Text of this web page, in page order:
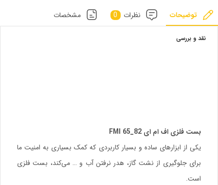
توضیحات نظرات 0 مشخصات
نقد و بررسی
بست فلزی اف ام ای 82_65 FMI
یکی از ابزارهای ساده و بسیار کاربردی که کمک بسیاری به امنیت ما
برای جلوگیری از نشت گاز، هدر نرفتن آب و … می‌کند، بست فلزی
است.